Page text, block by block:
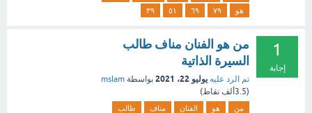
هو
٧٩ ٦٩ ٥١ ٣٩
1
إجابة
من هو الفنان مناف طالب
السيرة الذاتية
تم الرد عليه يوليو 22، 2021 بواسطة mslam
(3.5ألف نقاط)
من هو الفنان مناف
طالب